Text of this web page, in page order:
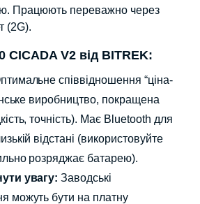
Працюють переважно через
(2G).
CICADA V2 від BITREK:
співвідношення “ціна-
виробництво, покращена
точність). Має Bluetooth для
відстані (використовуйте
розряджає батарею).
увагу: Заводські
можуть бути на платну